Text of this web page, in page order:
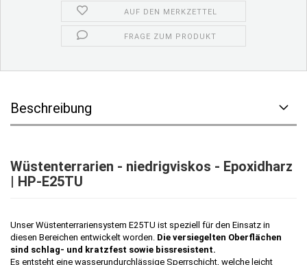
AUF DEN MERKZETTEL
FRAGE ZUM PRODUKT
Beschreibung
Wüstenterrarien - niedrigviskos - Epoxidharz
| HP-E25TU
Unser Wüstenterrariensystem E25TU ist speziell für den Einsatz in
diesen Bereichen entwickelt worden. Die versiegelten Oberflächen
sind schlag- und kratzfest sowie bissresistent.
Es entsteht eine wasserundurchlässige Sperrschicht, welche leicht